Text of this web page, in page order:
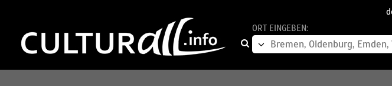
ORT EINGEBEN: